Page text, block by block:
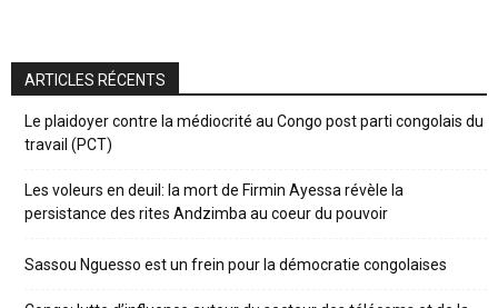
ARTICLES RÉCENTS
Le plaidoyer contre la médiocrité au Congo post parti congolais du
travail (PCT)
Les voleurs en deuil: la mort de Firmin Ayessa révèle la
persistance des rites Andzimba au coeur du pouvoir
Sassou Nguesso est un frein pour la démocratie congolaises